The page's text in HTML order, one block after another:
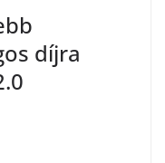
díjra